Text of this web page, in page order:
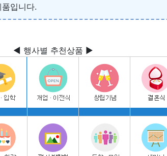
입니다.
◀ 행사별 추천상품 ▶